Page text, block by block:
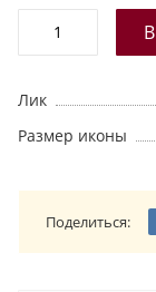
Лик
Размер иконы
Поделиться: